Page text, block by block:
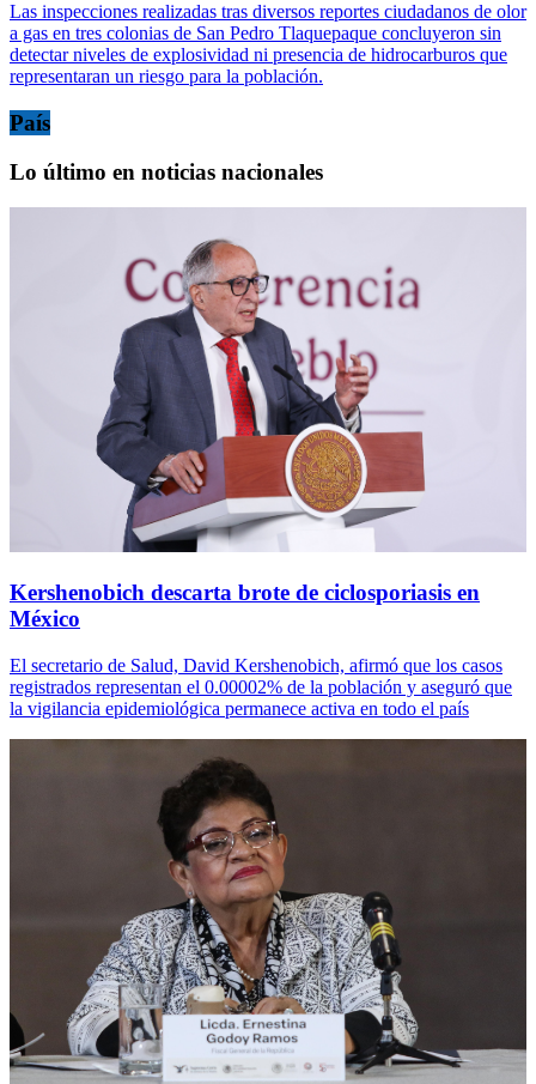
Las inspecciones realizadas tras diversos reportes ciudadanos de olor
a gas en tres colonias de San Pedro Tlaquepaque concluyeron sin
detectar niveles de explosividad ni presencia de hidrocarburos que
representaran un riesgo para la población.
País
Lo último en noticias nacionales
Kershenobich descarta brote de ciclosporiasis en
México
El secretario de Salud, David Kershenobich, afirmó que los casos
registrados representan el 0.00002% de la población y aseguró que
la vigilancia epidemiológica permanece activa en todo el país